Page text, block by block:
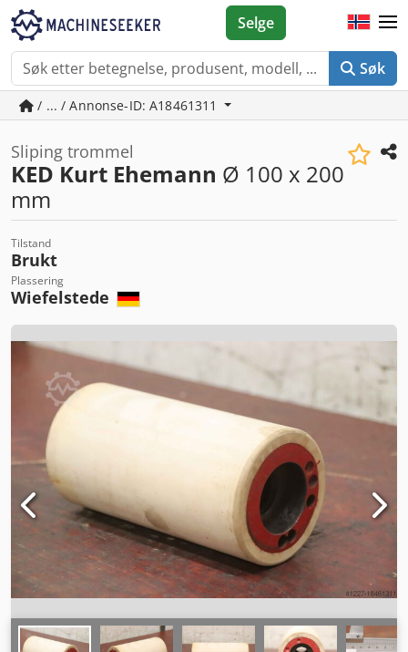
Søk
Selge
/ ... / Annonse-ID: A18461311
Sliping trommel
KED Kurt Ehemann Ø 100 x 200
mm
Tilstand
Brukt
Plassering
Wiefelstede